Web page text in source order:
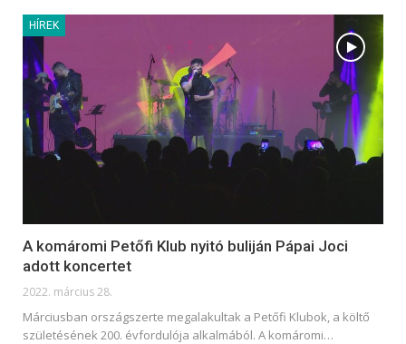
HÍREK
A komáromi Petőfi Klub nyitó buliján Pápai Joci
adott koncertet
2022. március 28.
Márciusban országszerte megalakultak a Petőfi Klubok, a költő
születésének 200. évfordulója alkalmából. A komáromi…